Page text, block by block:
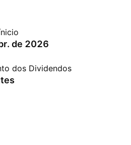
de 2026
dos Dividendos